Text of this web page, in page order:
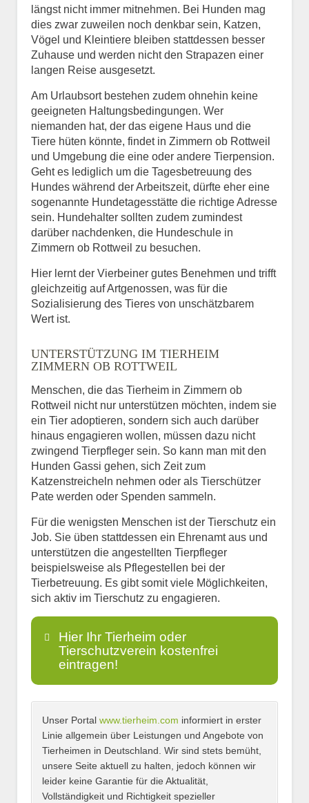
längst nicht immer mitnehmen. Bei Hunden mag
dies zwar zuweilen noch denkbar sein, Katzen,
Vögel und Kleintiere bleiben stattdessen besser
Zuhause und werden nicht den Strapazen einer
langen Reise ausgesetzt.
Am Urlaubsort bestehen zudem ohnehin keine
geeigneten Haltungsbedingungen. Wer
niemanden hat, der das eigene Haus und die
Tiere hüten könnte, findet in Zimmern ob Rottweil
und Umgebung die eine oder andere Tierpension.
Geht es lediglich um die Tagesbetreuung des
Hundes während der Arbeitszeit, dürfte eher eine
sogenannte Hundetagesstätte die richtige Adresse
sein. Hundehalter sollten zudem zumindest
darüber nachdenken, die Hundeschule in
Zimmern ob Rottweil zu besuchen.
Hier lernt der Vierbeiner gutes Benehmen und trifft
gleichzeitig auf Artgenossen, was für die
Sozialisierung des Tieres von unschätzbarem
Wert ist.
UNTERSTÜTZUNG IM TIERHEIM
ZIMMERN OB ROTTWEIL
Menschen, die das Tierheim in Zimmern ob
Rottweil nicht nur unterstützen möchten, indem sie
ein Tier adoptieren, sondern sich auch darüber
hinaus engagieren wollen, müssen dazu nicht
zwingend Tierpfleger sein. So kann man mit den
Hunden Gassi gehen, sich Zeit zum
Katzenstreicheln nehmen oder als Tierschützer
Pate werden oder Spenden sammeln.
Für die wenigsten Menschen ist der Tierschutz ein
Job. Sie üben stattdessen ein Ehrenamt aus und
unterstützen die angestellten Tierpfleger
beispielsweise als Pflegestellen bei der
Tierbetreuung. Es gibt somit viele Möglichkeiten,
sich aktiv im Tierschutz zu engagieren.
Hier Ihr Tierheim oder
Tierschutzverein kostenfrei
eintragen!
Name*
E-Mail*
Unser Portal www.tierheim.com informiert in erster
Linie allgemein über Leistungen und Angebote von
Tierheimen in Deutschland. Wir sind stets bemüht,
unsere Seite aktuell zu halten, jedoch können wir
leider keine Garantie für die Aktualität,
Vollständigkeit und Richtigkeit spezieller